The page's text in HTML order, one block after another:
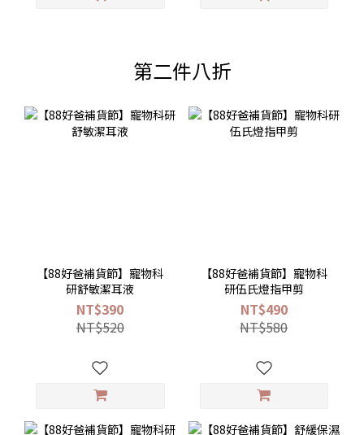
第二件八折
【88好爸補貨節】寵物科
研舒敏潔耳液
NT$390
NT$520
【88好爸補貨節】寵物科
研伍氏燈指甲剪
NT$490
NT$580